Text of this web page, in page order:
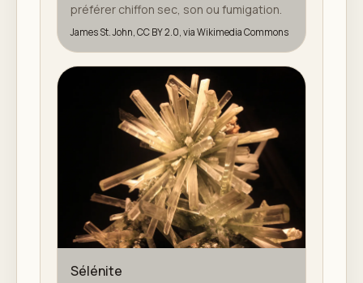
préférer chiffon sec, son ou fumigation.
James St. John, CC BY 2.0, via Wikimedia Commons
Sélénite